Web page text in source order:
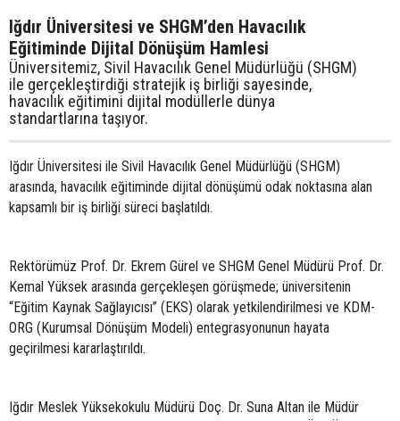
Iğdır Üniversitesi ve SHGM’den Havacılık
Eğitiminde Dijital Dönüşüm Hamlesi
Üniversitemiz, Sivil Havacılık Genel Müdürlüğü (SHGM)
ile gerçekleştirdiği stratejik iş birliği sayesinde,
havacılık eğitimini dijital modüllerle dünya
standartlarına taşıyor.
Iğdır Üniversitesi ile Sivil Havacılık Genel Müdürlüğü (SHGM)
arasında, havacılık eğitiminde dijital dönüşümü odak noktasına alan
kapsamlı bir iş birliği süreci başlatıldı.
Rektörümüz Prof. Dr. Ekrem Gürel ve SHGM Genel Müdürü Prof. Dr.
Kemal Yüksek arasında gerçekleşen görüşmede; üniversitenin
“Eğitim Kaynak Sağlayıcısı” (EKS) olarak yetkilendirilmesi ve KDM-
ORG (Kurumsal Dönüşüm Modeli) entegrasyonunun hayata
geçirilmesi kararlaştırıldı.
Iğdır Meslek Yüksekokulu Müdürü Doç. Dr. Suna Altan ile Müdür